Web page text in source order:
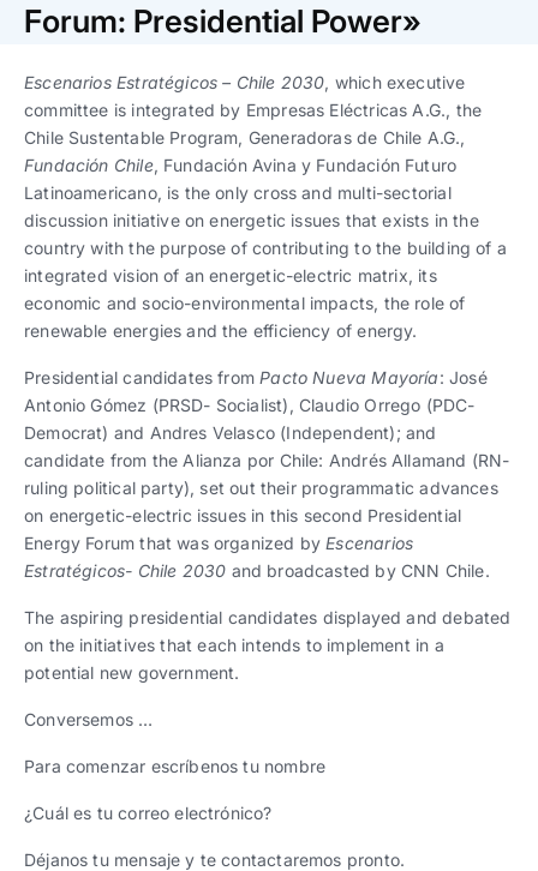
Trabaja con nosotros
Ver todo
EspañolEnglish
Ver todas
Español
Ver todas
Español
progresivos de gestión
Ver todos
EspañolEnglish
Español|English
Español|English
Forum: Presidential Power»
Escenarios Estratégicos – Chile 2030, which executive
committee is integrated by Empresas Eléctricas A.G., the
Chile Sustentable Program, Generadoras de Chile A.G.,
Fundación Chile, Fundación Avina y Fundación Futuro
Latinoamericano, is the only cross and multi-sectorial
discussion initiative on energetic issues that exists in the
country with the purpose of contributing to the building of a
integrated vision of an energetic-electric matrix, its
economic and socio-environmental impacts, the role of
renewable energies and the efficiency of energy.
Presidential candidates fromPacto Nueva Mayoría: José
Antonio Gómez (PRSD- Socialist), Claudio Orrego (PDC-
Democrat) and Andres Velasco (Independent); and
candidate from the Alianza por Chile: Andrés Allamand (RN-
ruling political party), set out their programmatic advances
on energetic-electric issues in this second Presidential
Energy Forum that was organized byEscenarios
Estratégicos- Chile 2030 and broadcasted by CNN Chile.
The aspiring presidential candidates displayed and debated
on the initiatives that each intends to implement in a
potential new government.
Conversemos …
Para comenzar escríbenos tu nombre
¿Cuál es tu correo electrónico?
Déjanos tu mensaje y te contactaremos pronto.